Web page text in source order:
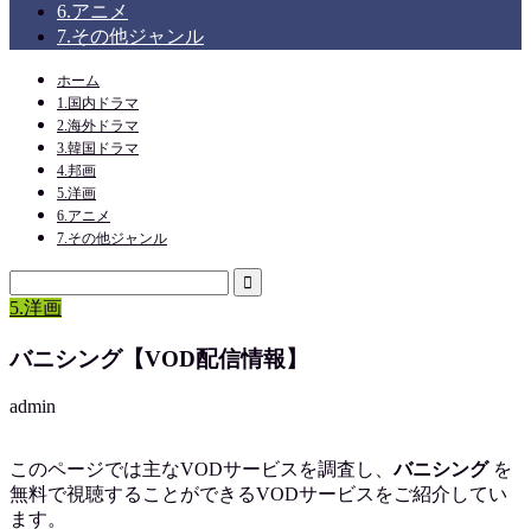
6.アニメ
7.その他ジャンル
ホーム
1.国内ドラマ
2.海外ドラマ
3.韓国ドラマ
4.邦画
5.洋画
6.アニメ
7.その他ジャンル
5.洋画
バニシング【VOD配信情報】
admin
このページでは主なVODサービスを調査し、バニシングを
無料で視聴することができるVODサービスをご紹介してい
ます。